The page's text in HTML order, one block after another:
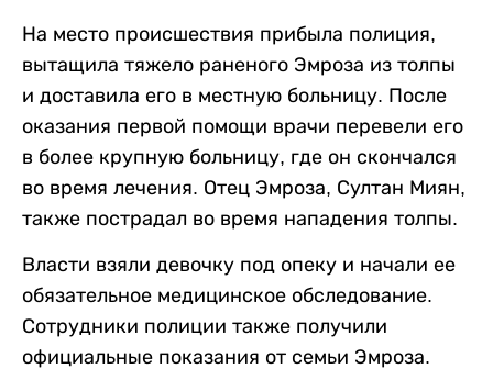
На место происшествия прибыла полиция,
вытащила тяжело раненого Эмроза из толпы
и доставила его в местную больницу. После
оказания первой помощи врачи перевели его
в более крупную больницу, где он скончался
во время лечения. Отец Эмроза, Султан Миян,
также пострадал во время нападения толпы.
Власти взяли девочку под опеку и начали ее
обязательное медицинское обследование.
Сотрудники полиции также получили
официальные показания от семьи Эмроза.